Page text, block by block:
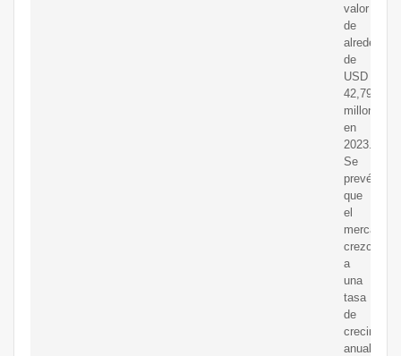
valor
de
alrededor
de
USD
42,79
millones
en
2023.
Se
prevé
que
el
mercado
crezca
a
una
tasa
de
anual